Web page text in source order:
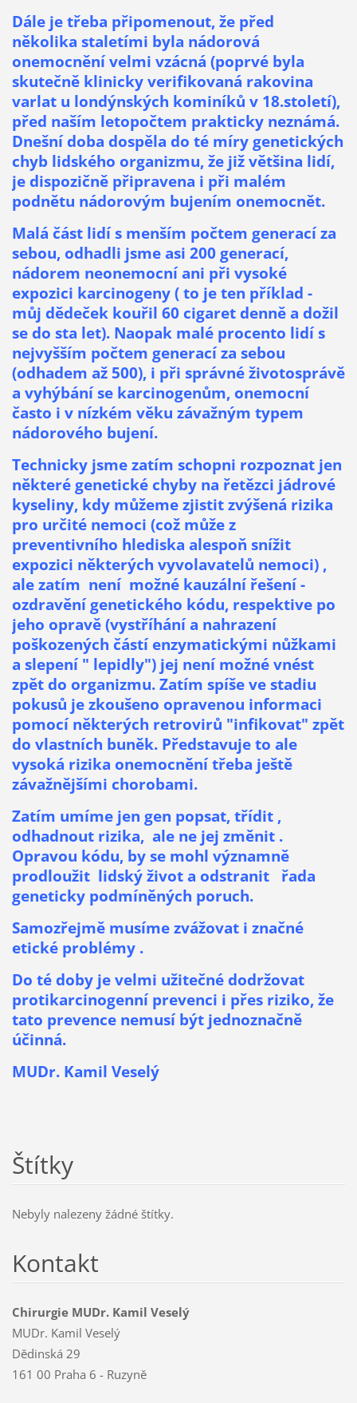
Dále je třeba připomenout, že před
několika staletími byla nádorová
onemocnění velmi vzácná (poprvé byla
skutečně klinicky verifikovaná rakovina
varlat u londýnských kominíků v 18.století),
před naším letopočtem prakticky neznámá.
Dnešní doba dospěla do té míry genetických
chyb lidského organizmu, že již většina lidí,
je dispozičně připravena i při malém
podnětu nádorovým bujením onemocnět.
Malá část lidí s menším počtem generací za
sebou, odhadli jsme asi 200 generací,
nádorem neonemocní ani při vysoké
expozici karcinogeny ( to je ten příklad -
můj dědeček kouřil 60 cigaret denně a dožil
se do sta let). Naopak malé procento lidí s
nejvyšším počtem generací za sebou
(odhadem až 500), i při správné životosprávě
a vyhýbání se karcinogenům, onemocní
často i v nízkém věku závažným typem
nádorového bujení.
Technicky jsme zatím schopni rozpoznat jen
některé genetické chyby na řetězci jádrové
kyseliny, kdy můžeme zjistit zvýšená rizika
pro určité nemoci (což může z
preventivního hlediska alespoň snížit
expozici některých vyvolavatelů nemoci) ,
ale zatím není možné kauzální řešení -
ozdravění genetického kódu, respektive po
jeho opravě (vystříhání a nahrazení
poškozených částí enzymatickými nůžkami
a slepení " lepidly") jej není možné vnést
zpět do organizmu. Zatím spíše ve stadiu
pokusů je zkoušeno opravenou informaci
pomocí některých retrovirů "infikovat" zpět
do vlastních buněk. Představuje to ale
vysoká rizika onemocnění třeba ještě
závažnějšími chorobami.
Zatím umíme jen gen popsat, třídit ,
odhadnout rizika, ale ne jej změnit .
Opravou kódu, by se mohl významně
prodloužit lidský život a odstranit řada
geneticky podmíněných poruch.
Samozřejmě musíme zvážovat i značné
etické problémy .
Do té doby je velmi užitečné dodržovat
protikarcinogenní prevenci i přes riziko, že
tato prevence nemusí být jednoznačně
účinná.
MUDr. Kamil Veselý
Štítky
Nebyly nalezeny žádné štítky.
Kontakt
Chirurgie MUDr. Kamil Veselý
MUDr. Kamil Veselý
Dědinská 29
161 00 Praha 6 - Ruzyně